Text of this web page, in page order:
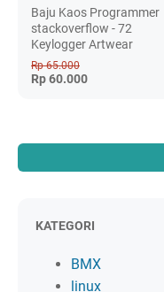
Baju Kaos Programmer
stackoverflow - 72
Keylogger Artwear
Rp 65.000
Rp 60.000
KATEGORI
BMX
linux